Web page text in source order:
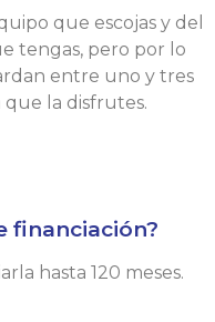
que escojas y del
tengas, pero por lo
entre uno y tres
que la disfrutes.
financiación?
hasta 120 meses.